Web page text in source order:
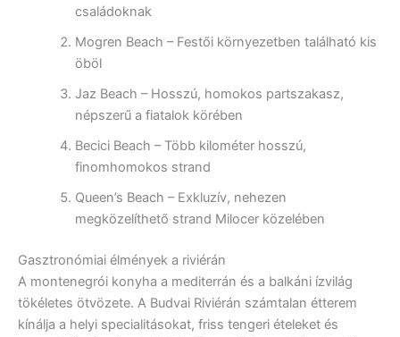
családoknak
Mogren Beach – Festői környezetben található kis
öböl
Jaz Beach – Hosszú, homokos partszakasz,
népszerű a fiatalok körében
Becici Beach – Több kilométer hosszú,
finomhomokos strand
Queen’s Beach – Exkluzív, nehezen
megközelíthető strand Milocer közelében
Gasztronómiai élmények a riviérán
A montenegrói konyha a mediterrán és a balkáni ízvilág
tökéletes ötvözete. A Budvai Riviérán számtalan étterem
kínálja a helyi specialitásokat, friss tengeri ételeket és